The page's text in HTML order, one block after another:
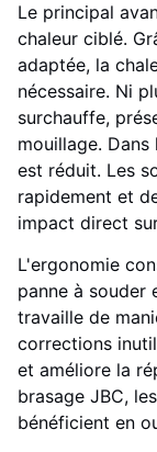
Le principal
chaleur ciblé.
adaptée, la
nécessaire. Ni
surchauffe,
mouillage.
est réduit. Les
rapidement et
impact direct
L'ergonomie
panne à souder
travaille de
corrections
et améliore la
brasage JBC,
bénéficient en